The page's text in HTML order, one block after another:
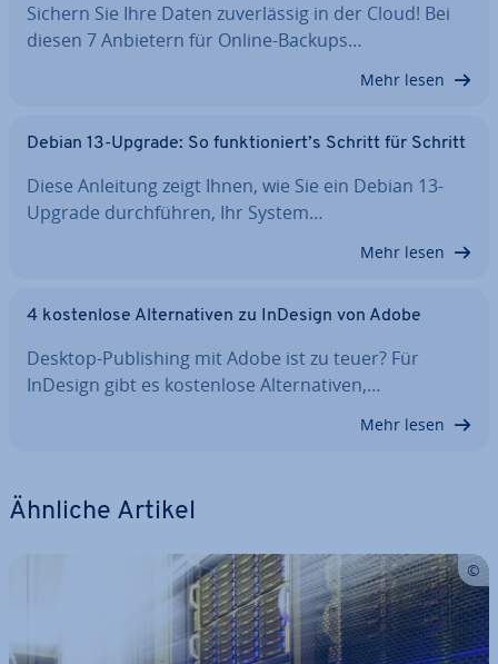
Sichern Sie Ihre Daten zu­ver­läs­sig in der Cloud! Bei
diesen 7 Anbietern für Online-Backups…
Mehr lesen
Debian 13-Upgrade: So funk­tio­niert’s Schritt für Schritt
Diese Anleitung zeigt Ihnen, wie Sie ein Debian 13-
Upgrade durch­füh­ren, Ihr System…
Mehr lesen
4 kos­ten­lo­se Al­ter­na­ti­ven zu InDesign von Adobe
Desktop-Pu­bli­shing mit Adobe ist zu teuer? Für
InDesign gibt es kos­ten­lo­se Al­ter­na­ti­ven,…
Mehr lesen
Ähnliche Artikel